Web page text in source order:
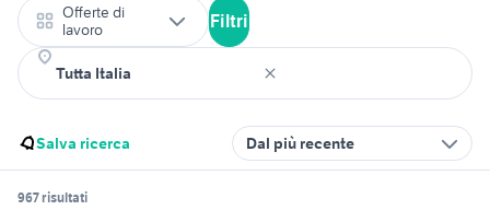
Offerte di
lavoro
Filtri
Salva ricerca Dal più recente
967 risultati